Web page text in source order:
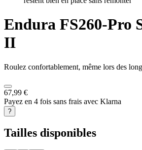
Endura FS260-Pro
II
Roulez confortablement, même lors des
67,99 €
Payez en 4 fois sans frais avec Klarna
?
Tailles disponibles